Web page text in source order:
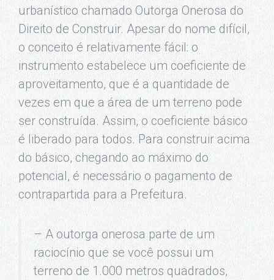
urbanístico chamado Outorga Onerosa do
Direito de Construir. Apesar do nome difícil,
o conceito é relativamente fácil: o
instrumento estabelece um coeficiente de
aproveitamento, que é a quantidade de
vezes em que a área de um terreno pode
ser construída. Assim, o coeficiente básico
é liberado para todos. Para construir acima
do básico, chegando ao máximo do
potencial, é necessário o pagamento de
contrapartida para a Prefeitura.
– A outorga onerosa parte de um
raciocínio que se você possui um
terreno de 1.000 metros quadrados,